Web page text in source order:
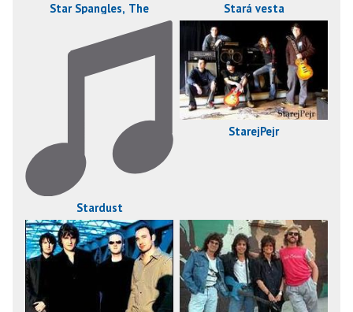
Star Spangles, The Stará vesta
Stardust
StarejPejr